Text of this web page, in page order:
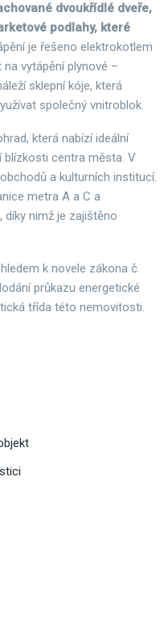
dvoukřídlé dveře,
podlahy, které
je řešeno elektrokotlem
vytápění plynové –
sklepní kóje, která
společný vnitroblok.
která nabízí ideální
blízkosti centra města. V
a kulturních institucí.
metra A a C a
díky nimž je zajištěno
k novele zákona č.
průkazu energetické
třída této nemovitosti.